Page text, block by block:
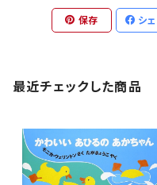
保存 シ
最近チェックした商品